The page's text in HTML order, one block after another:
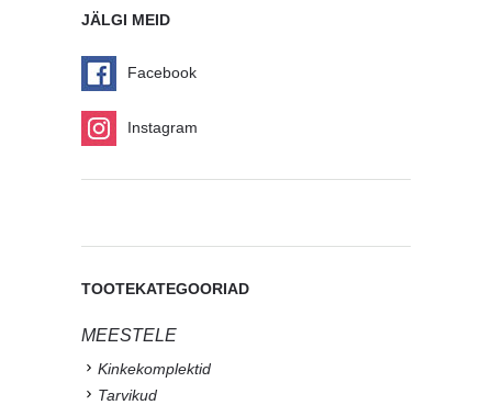
JÄLGI MEID
Facebook
Instagram
TOOTEKATEGOORIAD
MEESTELE
Kinkekomplektid
Tarvikud